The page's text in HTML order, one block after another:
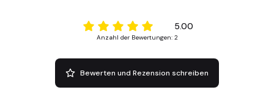
5.00
Anzahl der Bewertungen: 2
Bewerten und Rezension schreiben